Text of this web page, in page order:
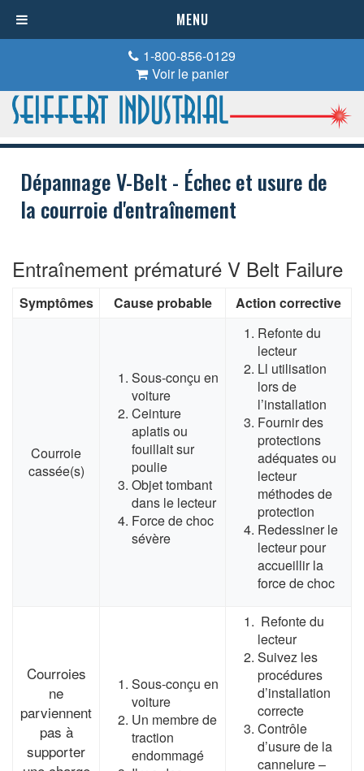
1-800-856-0129
Voir le panier
Dépannage V-Belt - Échec et usure de
la courroie d'entraînement
Entraînement prématuré V Belt Failure
Symptômes Cause probable Action corrective
Courroie
cassée(s)
Sous-conçu en
voiture
Ceinture
aplatis ou
fouillait sur
poulie
Objet tombant
dans le lecteur
Force de choc
sévère
Refonte du
lecteur
Ll utilisation
lors de
l’installation
Fournir des
protections
adéquates ou
lecteur
méthodes de
protection
Redessiner le
lecteur pour
accueillir la
force de choc
Courroies
ne
parviennent
pas à
supporter
Sous-conçu en
voiture
Un membre de
traction
endommagé
Refonte du
lecteur
Suivez les
procédures
d’installation
correcte
Contrôle
d’usure de la
cannelure –
MENU